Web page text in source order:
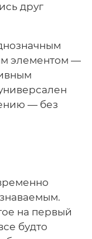
друг
элементом —
— без
на первый
будто